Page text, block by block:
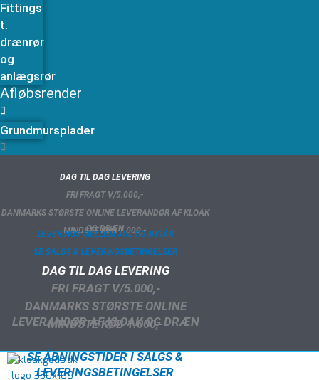
Fittings
t.
drænrør
og
anlægsrør
Afløbsrender
Grundmursplader
DAG TIL DAG LEVERING
FRI FRAGT V/5.000,-
DANMARKS STØRSTE ONLINE LEVERANDØR AF KLOAK
OG DRÆN
MINDSTE KØB 1.000,-
LEVERINGS MELLEM JUL OG NYTÅR
SE SALGS & LEVERINGSBETINGELSER
DAG TIL DAG LEVERING
FRI FRAGT V/5.000,-
DANMARKS STØRSTE ONLINE
LEVERANDØR AF KLOAK OG DRÆN
MINDSTE KØB 1.000,-
SE ÅBNINGSTIDER I SALGS &
LEVERINGSBETINGELSER